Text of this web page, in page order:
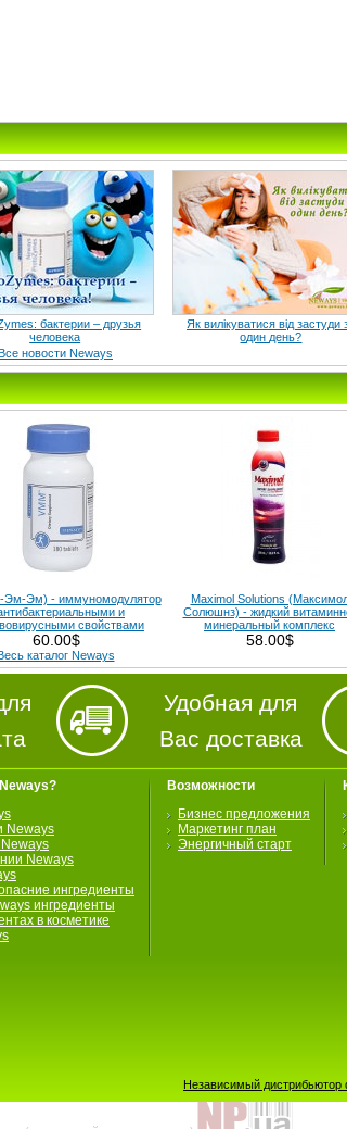
бактерии – друзья
человека
Як вилікуватися від застуди
один день?
новости Neways
Эм-Эм) - иммуномодулятор
и
свойствами
60.00$
Maximol Solutions
Солюшнз) - жидкий
минеральный комплекс
58.00$
каталог Neways
Удобная для
Вас доставка
Neways
Neways
ингредиенты
ингредиенты
в косметике
Возможности
Бизнес предложения
Маркетинг план
Энергичный старт
Независимый дистрибьютор